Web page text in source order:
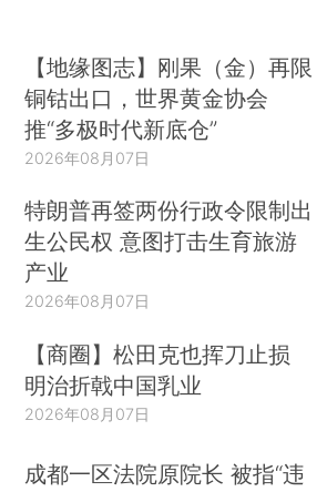
【地缘图志】刚果（金）再限
铜钴出口，世界黄金协会
推“多极时代新底仓”
2026年08月07日
特朗普再签两份行政令限制出
生公民权 意图打击生育旅游
产业
2026年08月07日
【商圈】松田克也挥刀止损
明治折戟中国乳业
2026年08月07日
成都一区法院原院长 被指“违